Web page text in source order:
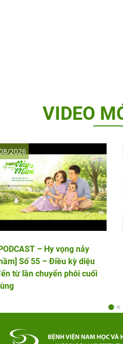
VIDEO
– Hy vọng nảy
Số 55 – Điều kỳ diệu
từ lần chuyển phôi cuối
2026